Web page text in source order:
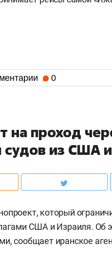
0
на проход
из США
который
США и Израиля. Об
сообщает иранское